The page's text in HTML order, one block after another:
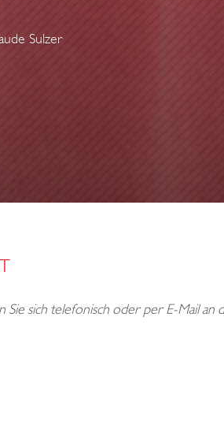
Sulzer
sich telefonisch oder per E-Mail an